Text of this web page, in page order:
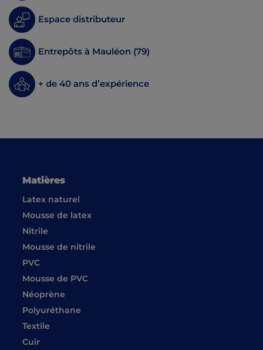
Espace distributeur
Entrepôts à Mauléon (79)
+ de 40 ans d’expérience
Matières
Latex naturel
Mousse de latex
Nitrile
Mousse de nitrile
PVC
Mousse de PVC
Néoprène
Polyuréthane
Textile
Cuir